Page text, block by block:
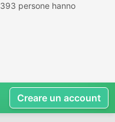
393 persone hanno
Creare un account